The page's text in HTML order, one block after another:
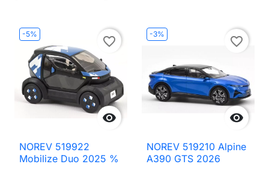
-5%

favorite_border
NOREV 519922
Mobilize Duo 2025 %
-3%

favorite_border
NOREV 519210 Alpine
A390 GTS 2026